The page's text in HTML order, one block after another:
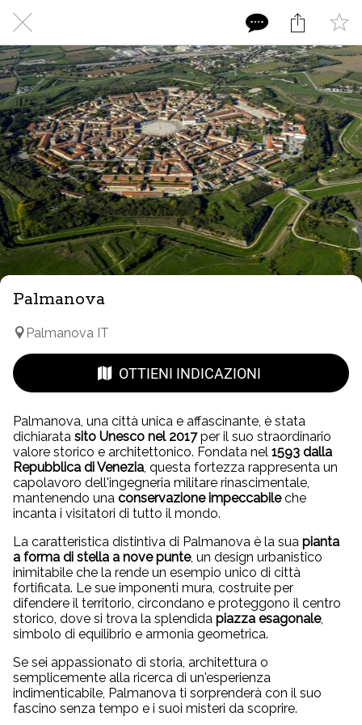
Palmanova
Palmanova IT
OTTIENI INDICAZIONI
Palmanova, una città unica e affascinante, è stata
dichiarata sito Unesco nel 2017per il suo straordinario
valore storico e architettonico. Fondata nel 1593 dalla
Repubblica di Venezia, questa fortezza rappresenta un
capolavoro dell'ingegneria militare rinascimentale,
mantenendo una conservazione impeccabileche
incanta i visitatori di tutto il mondo.
La caratteristica distintiva di Palmanova è la sua pianta
a forma di stella a nove punte, un design urbanistico
inimitabile che la rende un esempio unico di città
fortificata. Le sue imponenti mura, costruite per
difendere il territorio, circondano e proteggono il centro
storico, dove si trova la splendida piazza esagonale,
simbolo di equilibrio e armonia geometrica.
Se sei appassionato di storia, architettura o
semplicemente alla ricerca di un'esperienza
indimenticabile, Palmanova ti sorprenderà con il suo
fascino senza tempo e i suoi misteri da scoprire.